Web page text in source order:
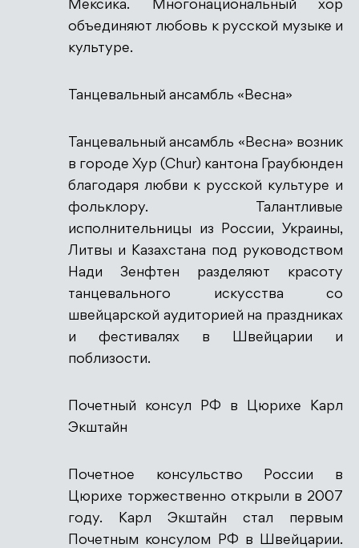
Мексика. Многонациональный хор
объединяют любовь к русской музыке и
культуре.
Танцевальный ансамбль «Весна»
Танцевальный ансамбль «Весна» возник
в городе Хур (Chur) кантона Граубюнден
благодаря любви к русской культуре и
фольклору. Талантливые
исполнительницы из России, Украины,
Литвы и Казахстана под руководством
Нади Зенфтен разделяют красоту
танцевального искусства со
швейцарской аудиторией на праздниках
и фестивалях в Швейцарии и
поблизости.
Почетный консул РФ в Цюрихе Карл
Экштайн
Почетное консульство России в
Цюрихе торжественно открыли в 2007
году. Карл Экштайн стал первым
Почетным консулом РФ в Швейцарии.